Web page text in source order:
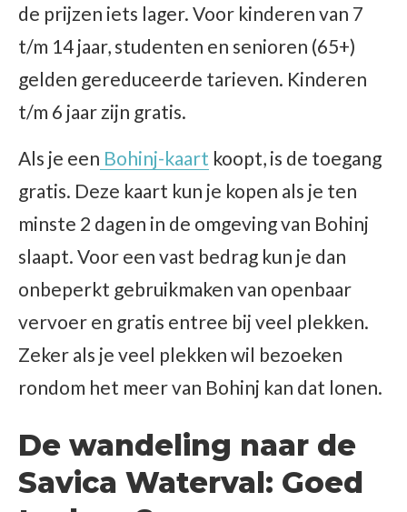
de prijzen iets lager. Voor kinderen van 7
t/m 14 jaar, studenten en senioren (65+)
gelden gereduceerde tarieven. Kinderen
t/m 6 jaar zijn gratis.
Als je een Bohinj-kaart koopt, is de toegang
gratis. Deze kaart kun je kopen als je ten
minste 2 dagen in de omgeving van Bohinj
slaapt. Voor een vast bedrag kun je dan
onbeperkt gebruikmaken van openbaar
vervoer en gratis entree bij veel plekken.
Zeker als je veel plekken wil bezoeken
rondom het meer van Bohinj kan dat lonen.
De wandeling naar de
Savica Waterval: Goed